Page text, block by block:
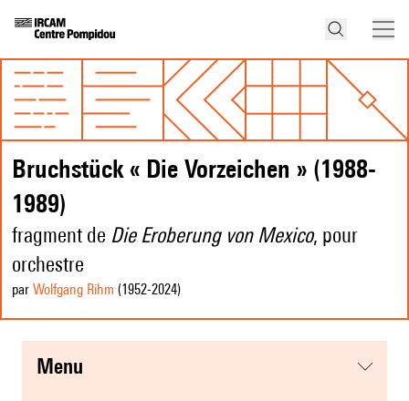
Bruchstück « Die Vorzeichen » (1988-
1989)
fragment de Die Eroberung von Mexico, pour
orchestre
par Wolfgang Rihm (1952-2024)
menu